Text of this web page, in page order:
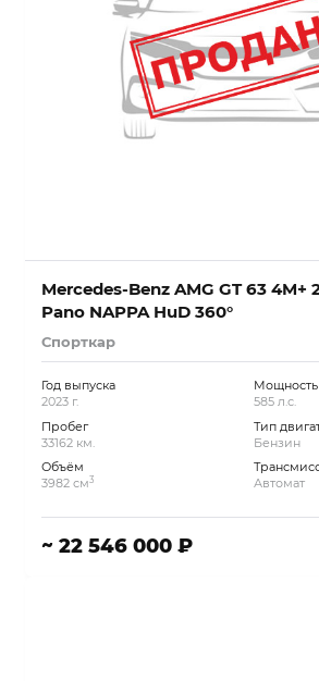
Mercedes-Benz AMG GT 63 4M+
Pano NAPPA HuD 360°
Спорткар
Год выпуска
2023 г.
Пробег
33162 км.
Объём
3982 см3
Мощность
585 л.с.
Тип
Бензин
Автомат
~ 22 546 000 ₽